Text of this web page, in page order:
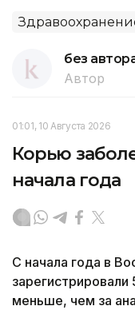
без
Автор
01:01, 10 Августа 2026
Корью
начала года
С начала года в
меньше, чем за